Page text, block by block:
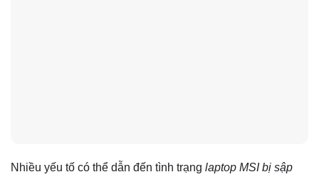
Nhiều yếu tố có thể dẫn đến tình trạng laptop MSI bị sập